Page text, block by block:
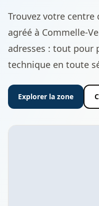
Trouvez votre
agréé à Commelle-
adresses : tout pour
technique en toute
Explorer la zone